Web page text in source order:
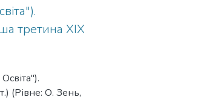
третина ХІХ
(Рівне: О. Зень,